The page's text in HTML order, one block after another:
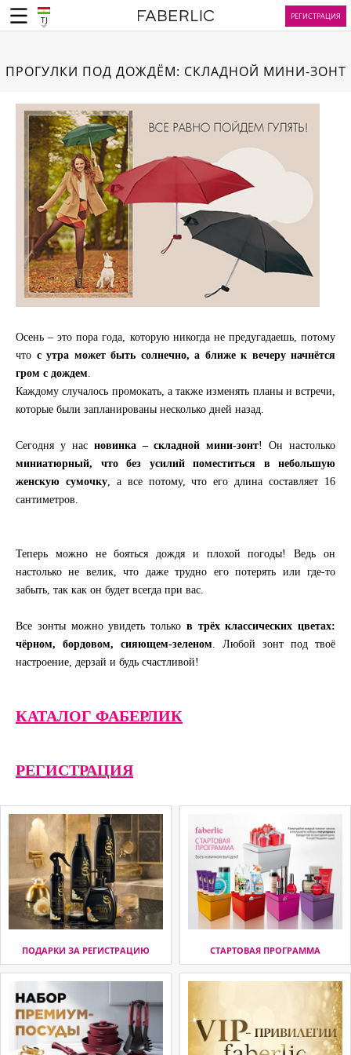
TJ РЕГИСТРАЦИЯ
ПРОГУЛКИ ПОД ДОЖДЁМ: СКЛАДНОЙ МИНИ-ЗОНТ
Осень – это пора года, которую никогда не предугадаешь, потому
что с утра может быть солнечно, а ближе к вечеру начнётся
гром с дождем
Каждому случалось промокать, а также изменять планы и встречи,
которые были запланированы несколько дней назад.
Сегодня у нас новинка – складной мини-зонт! Он настолько
миниатюрный, что без усилий поместиться в небольшую
женскую сумочку, а все потому, что его длина составляет 16
сантиметров.
Теперь можно не бояться дождя и плохой погоды! Ведь он
настолько не велик, что даже трудно его потерять или где-то
забыть, так как он будет всегда при вас.
Все зонты можно увидеть только в трёх классических цветах:
чёрном, бордовом, сияющем-зеленом . Любой зонт под твоё
настроение, дерзай и будь счастливой!
КАТАЛОГ ФАБЕРЛИК
РЕГИСТРАЦИЯ
ПОДАРКИ ЗА РЕГИСТРАЦИЮ СТАРТОВАЯ ПРОГРАММА